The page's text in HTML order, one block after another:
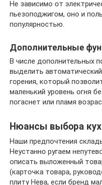
Не зависимо от
пьезоподжигом, оно и
популярностью.
Дополнительные
В числе дополнительных
выделить
горения, который
маленький уровень огня
погаснет или пламя
Нюансы выбора
Наши предпочтения
Неустанно ругаем
описать выложенный
(карточка товара,
плиту Нева, если бренд